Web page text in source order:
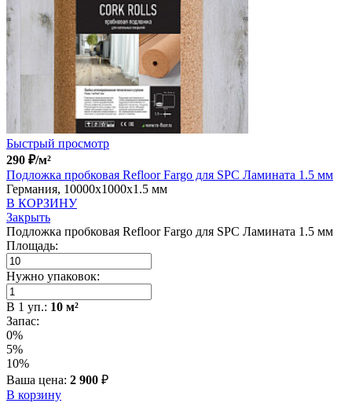
Быстрый просмотр
290 ₽/м²
Подложка пробковая Refloor Fargo для SPC Ламината 1.5 мм
Германия, 10000x1000x1.5 мм
В КОРЗИНУ
Закрыть
Подложка пробковая Refloor Fargo для SPC Ламината 1.5 мм
Площадь:
Нужно упаковок:
В 1 уп.: 10 м²
Запас:
0%
5%
10%
Ваша цена: 2 900 ₽
В корзину